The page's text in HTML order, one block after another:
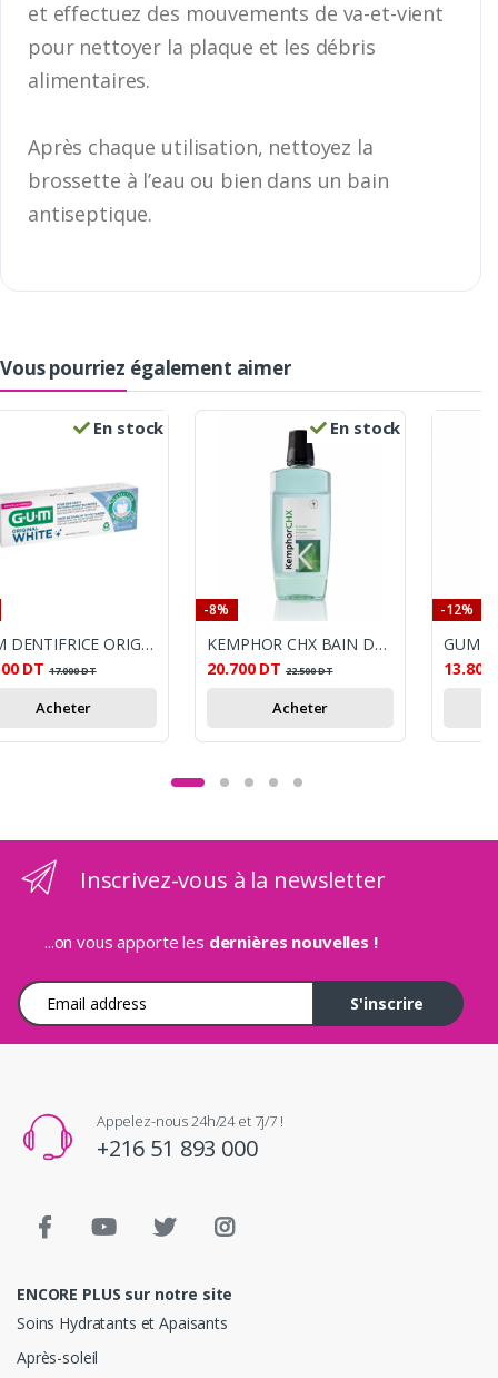
et effectuez des mouvements de va-et-vient
pour nettoyer la plaque et les débris
alimentaires.
Après chaque utilisation, nettoyez la
brossette à l’eau ou bien dans un bain
antiseptique.
Vous pourriez également aimer
En stock
GUM DENTIFRICE ORIGINAL WHITE 75 ML
DT 17.000DT
Acheter
En stock
-8%
KEMPHOR CHX BAIN DE BOUCHE 500ML
20.700 DT 22.500DT
Acheter
-12%
GUM
13.800
Inscrivez-vous à la newsletter
...on vous apporte les dernières nouvelles !
Adresse e-mail
S'inscrire
Appelez-nous 24h/24 et 7j/7 !
+216 51 893 000
ENCORE PLUS sur notre site
Soins Hydratants et Apaisants
Après-soleil